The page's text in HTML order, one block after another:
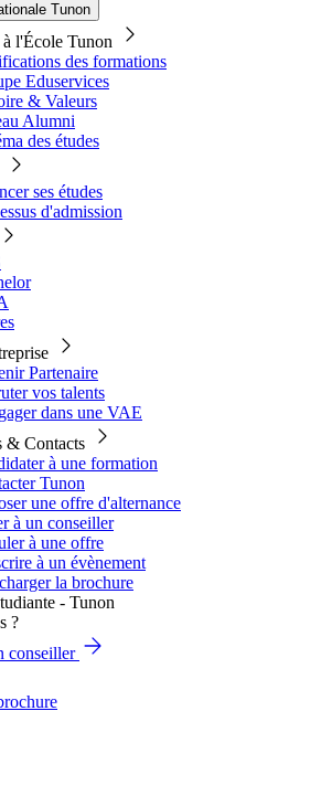
Tunon
l'École Tunon
des formations
Eduservices
& Valeurs
Alumni
des études
ses études
d'admission
Partenaire
vos talents
dans une VAE
& Contacts
à une formation
Tunon
une offre d'alternance
à un conseiller
à une offre
à un évènement
la brochure
?
conseiller